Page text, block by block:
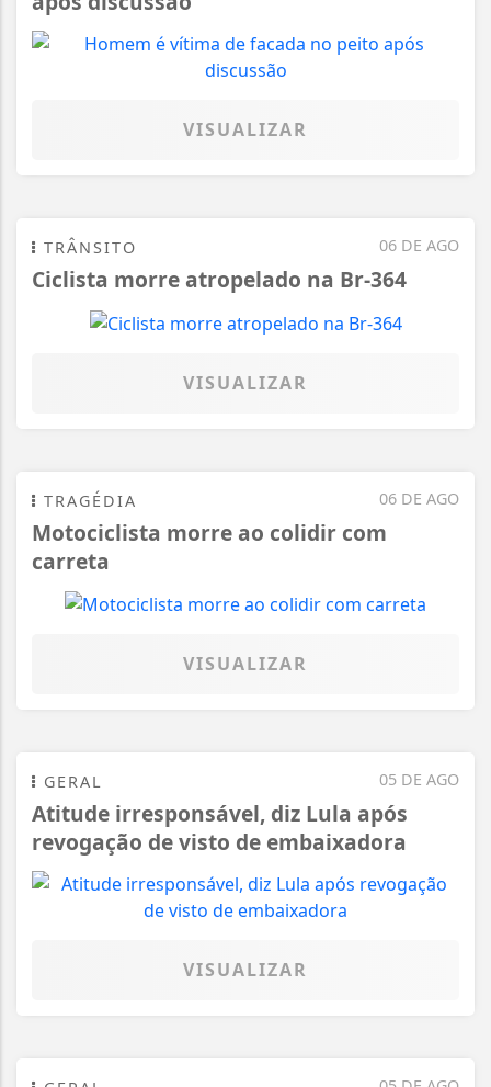
VISUALIZAR
06 DE AGO
TRÂNSITO
Ciclista morre atropelado na Br-364
VISUALIZAR
06 DE AGO
TRAGÉDIA
Motociclista morre ao colidir com
carreta
VISUALIZAR
05 DE AGO
GERAL
Atitude irresponsável, diz Lula após
revogação de visto de embaixadora
VISUALIZAR